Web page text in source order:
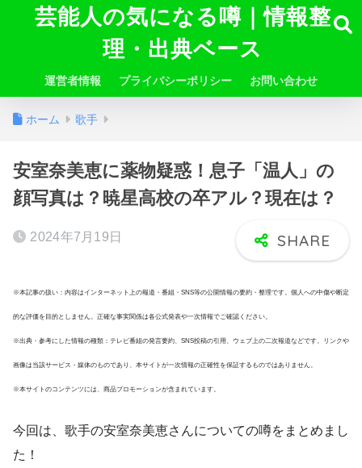
芸能人の気になる噂｜情報整
理・出典ベース
運営者情報 プライバシーポリシー お問い合わせ
ホーム 歌手
安室奈美恵に薬物疑惑！息子「温人」の
顔写真は？暁星高校の卒アル？現在は？
2024年7月19日
※本記事の扱い：内容はインターネット上の報道・番組・SNS等の公開情報の要約・整理です。個人への中傷や断定
的な評価を目的としません。正確な事実関係は各公式発表や一次情報でご確認ください。
※出典・参考にした情報の種類：テレビ番組の発言要約、SNS投稿の引用、ウェブ上の二次報道などです。リンクや
画像は当該サービス・媒体のものであり、本サイトが一次情報の正確性を保証するものではありません。
※本サイトのコンテンツには、商品プロモーションが含まれています。
今回は、歌手の安室奈美恵さんについての噂をまとめまし
た！